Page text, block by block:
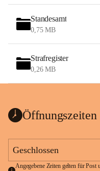
Standesamt
0,75 MB
Strafregister
0,26 MB
Öffnungszeiten
Geschlossen
Angegebene Zeiten gelten für Post